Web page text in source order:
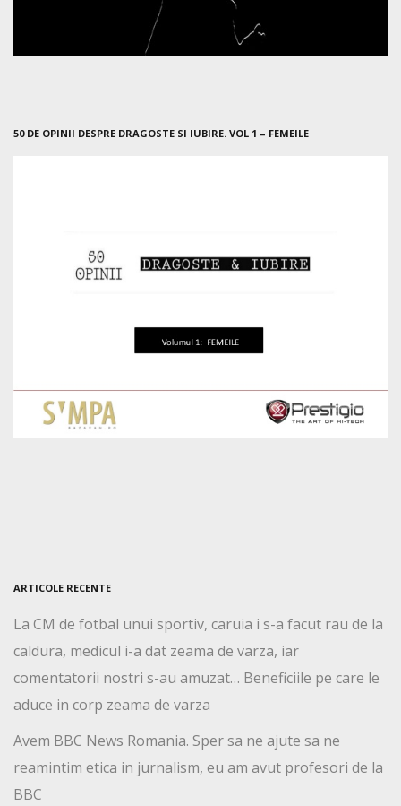
50 DE OPINII DESPRE DRAGOSTE SI IUBIRE. VOL 1 – FEMEILE
ARTICOLE RECENTE
La CM de fotbal unui sportiv, caruia i s-a facut rau de la
caldura, medicul i-a dat zeama de varza, iar
comentatorii nostri s-au amuzat… Beneficiile pe care le
aduce in corp zeama de varza
Avem BBC News Romania. Sper sa ne ajute sa ne
reamintim etica in jurnalism, eu am avut profesori de la
BBC